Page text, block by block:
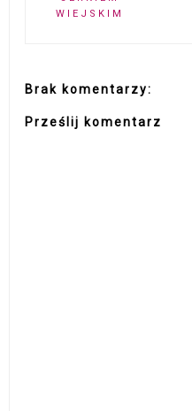
WIEJSKIM
Brak komentarzy:
Prześlij komentarz